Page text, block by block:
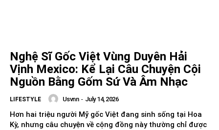
Nghệ Sĩ Gốc Việt Vùng Duyên Hải
Vịnh Mexico: Kể Lại Câu Chuyện Cội
Nguồn Bằng Gốm Sứ Và Âm Nhạc
LIFESTYLE Usvnn - July 14, 2026
Hơn hai triệu người Mỹ gốc Việt đang sinh sống tại Hoa
Kỳ, nhưng câu chuyện về cộng đồng này thường chỉ được